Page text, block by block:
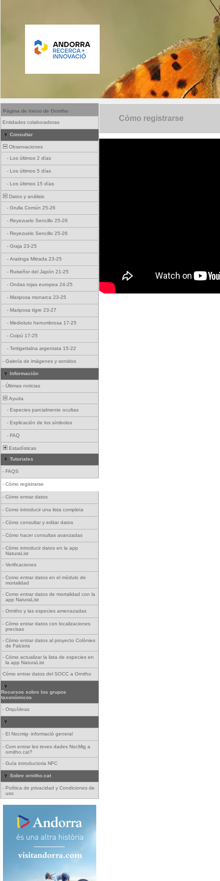
Página de inicio de Ornitho
Entidades colaboradoras
Consultar
Observaciones
- Los últimos 2 días
- Los últimos 5 días
- Los últimos 15 días
Datos y análisis
- Grulla Común 25-26
- Reyezuelo Sencillo 25-26
- Reyezuelo Sencillo 25-26
- Graja 23-25
- Aratinga Mitrada 23-25
- Ruiseñor del Japón 21-25
- Ondas rojas europea 24-25
- Mariposa monarca 23-25
- Mariposa tigre 23-27
- Medioluto herrumbrosa 17-25
- Coipú 17-25
- Tettigettalna argentata 15-22
- Galería de imágenes y sonidos
Información
- Últimas noticias
Ayuda
- Especies parcialmente ocultas
- Explicación de los símbolos
- FAQ
Estadísticas
Tutoriales
- FAQS
- Cómo registrarse
- Cómo entrar datos
- Como introducir una lista completa
- Cómo consultar y editar datos
- Cómo hacer consultas avanzadas
- Cómo introducir datos en la app
NaturaList
- Verificaciones
- Como entrar datos en el módulo de
mortalidad
- Como entrar datos de mortalidad con la
app NaturaList
- Ornitho y las especies amenazadas
- Cómo entrar datos con localizaciones
precisas
- Cómo entrar datos al proyecto Colònies
de Falciots
- Cómo actualizar la lista de especies en
la app NaturaList
Cómo entrar datos del SOCC a Ornitho
Recursos sobre los grupos
taxonómicos
- Orquídeas
- El Nocmig- informació general
- Com entrar les teves dades NocMig a
ornitho.cat?
- Guía introductoria NFC
Sobre ornitho.cat
- Política de privacidad y Condiciones de
uso
Cómo registrarse